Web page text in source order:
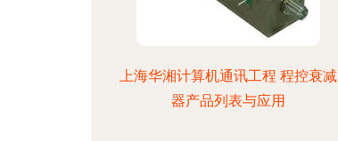
上海华湘计算机通讯工程 程控衰减
器产品列表与应用